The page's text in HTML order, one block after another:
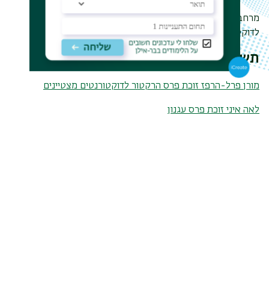
מרחב ישורון זוכה פרס נשיא האוניברסיטה ודקנית בל"מ
לדוקטורנטיות.ים על פרסומים
תש"פ
מורן פרל-הרפז זוכת פרס הרקטור לדוקטורנטים מצטיינים
לאה איני זוכת פרס עגנון